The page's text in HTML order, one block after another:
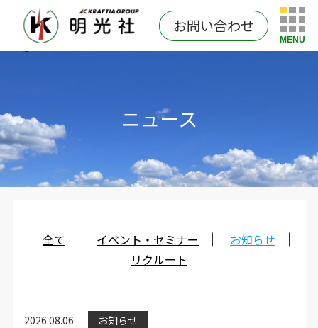
お問い合わせ
MENU
ニュース
全て イベント・セミナー
お知らせ
リクルート
2026.08.06 お知らせ